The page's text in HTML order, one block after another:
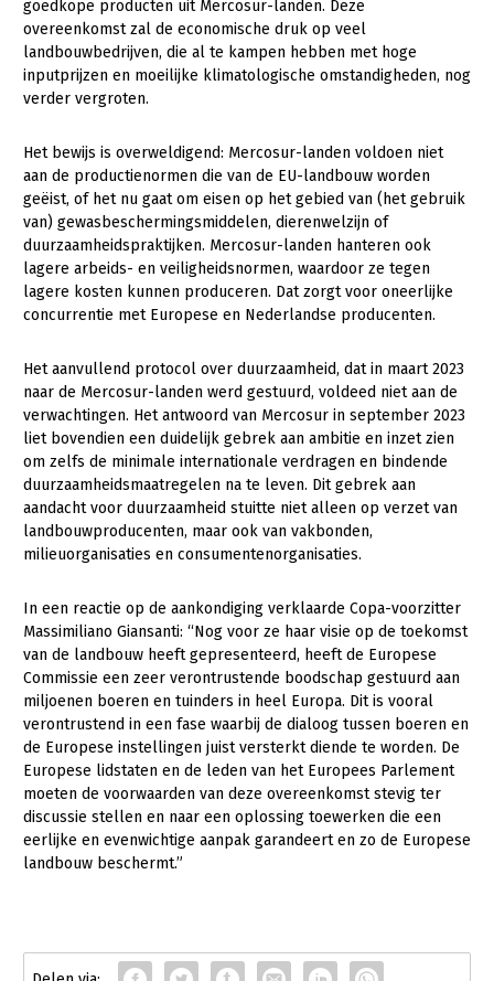
Vleesveehouderij
Mensen
Bestuur en Directie
Medewerkers
Jaarverslag 2023
Vacatures
Contact
goedkope producten uit Mercosur-landen. Deze
overeenkomst zal de economische druk op veel
landbouwbedrijven, die al te kampen hebben met hoge
inputprijzen en moeilijke klimatologische omstandigheden, nog
verder vergroten.
Het bewijs is overweldigend: Mercosur-landen voldoen niet
aan de productienormen die van de EU-landbouw worden
geëist, of het nu gaat om eisen op het gebied van (het gebruik
van) gewasbeschermingsmiddelen, dierenwelzijn of
duurzaamheidspraktijken. Mercosur-landen hanteren ook
lagere arbeids- en veiligheidsnormen, waardoor ze tegen
lagere kosten kunnen produceren. Dat zorgt voor oneerlijke
concurrentie met Europese en Nederlandse producenten.
Het aanvullend protocol over duurzaamheid, dat in maart 2023
naar de Mercosur-landen werd gestuurd, voldeed niet aan de
verwachtingen. Het antwoord van Mercosur in september 2023
liet bovendien een duidelijk gebrek aan ambitie en inzet zien
om zelfs de minimale internationale verdragen en bindende
duurzaamheidsmaatregelen na te leven. Dit gebrek aan
aandacht voor duurzaamheid stuitte niet alleen op verzet van
landbouwproducenten, maar ook van vakbonden,
milieuorganisaties en consumentenorganisaties.
In een reactie op de aankondiging verklaarde Copa-voorzitter
Massimiliano Giansanti: “Nog voor ze haar visie op de toekomst
van de landbouw heeft gepresenteerd, heeft de Europese
Commissie een zeer verontrustende boodschap gestuurd aan
miljoenen boeren en tuinders in heel Europa. Dit is vooral
verontrustend in een fase waarbij de dialoog tussen boeren en
de Europese instellingen juist versterkt diende te worden. De
Europese lidstaten en de leden van het Europees Parlement
moeten de voorwaarden van deze overeenkomst stevig ter
discussie stellen en naar een oplossing toewerken die een
eerlijke en evenwichtige aanpak garandeert en zo de Europese
landbouw beschermt.”